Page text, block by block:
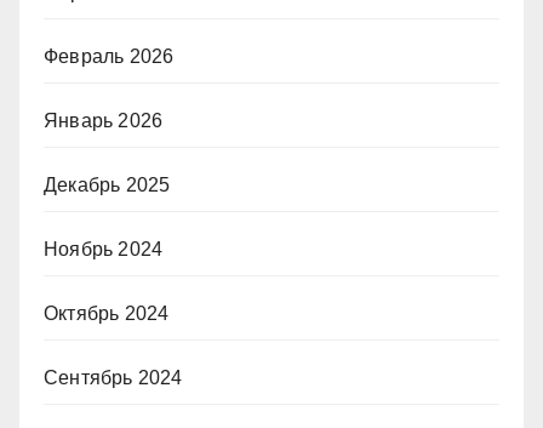
Февраль 2026
Январь 2026
Декабрь 2025
Ноябрь 2024
Октябрь 2024
Сентябрь 2024